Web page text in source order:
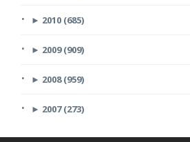
► 2010 (685)
► 2009 (909)
► 2008 (959)
► 2007 (273)